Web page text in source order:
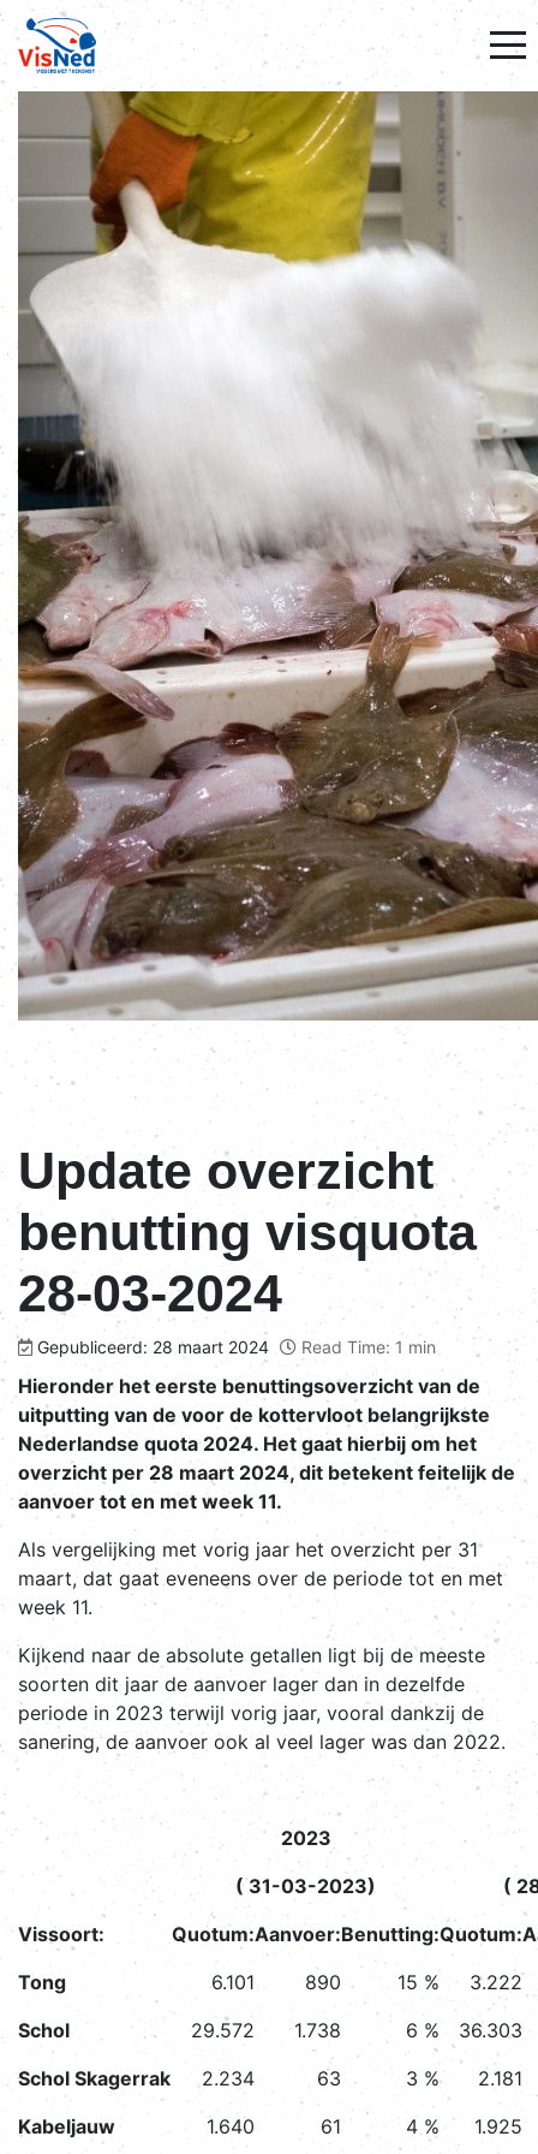
Update overzicht
benutting visquota
28-03-2024
Gepubliceerd: 28 maart 2024 Read Time: 1 min
Hieronder het eerste benuttingsoverzicht van de
uitputting van de voor de kottervloot belangrijkste
Nederlandse quota 2024. Het gaat hierbij om het
overzicht per 28 maart 2024, dit betekent feitelijk de
aanvoer tot en met week 11.
Als vergelijking met vorig jaar het overzicht per 31
maart, dat gaat eveneens over de periode tot en met
week 11.
Kijkend naar de absolute getallen ligt bij de meeste
soorten dit jaar de aanvoer lager dan in dezelfde
periode in 2023 terwijl vorig jaar, vooral dankzij de
sanering, de aanvoer ook al veel lager was dan 2022.
2023
( 31-03-2023)
(
Vissoort:
Quotum:Aanvoer:Benutting:Quotum:
Tong
6.101 890 15 %
3.222
Schol
29.572 1.738 6 %
36.303
Schol Skagerrak
2.234 63 3 %
2.181
Kabeljauw
1.640 61 4 % 1.925